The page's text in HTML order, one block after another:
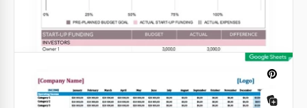
modèle parfaitement conçu.
Google Sheets
d'entreprise